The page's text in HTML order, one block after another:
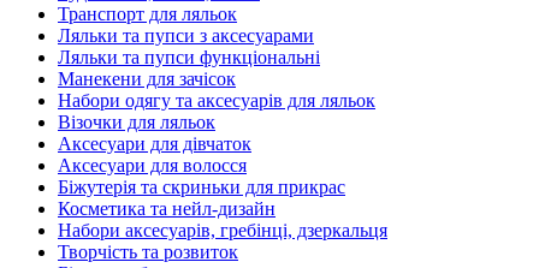
Транспорт для ляльок
Ляльки та пупси з аксесуарами
Ляльки та пупси функціональні
Манекени для зачісок
Набори одягу та аксесуарів для ляльок
Візочки для ляльок
Аксесуари для дівчаток
Аксесуари для волосся
Біжутерія та скриньки для прикрас
Косметика та нейл-дизайн
Набори аксесуарів, гребінці, дзеркальця
Творчість та розвиток